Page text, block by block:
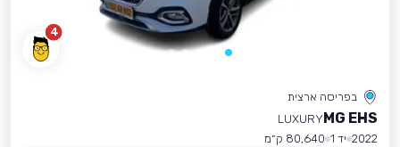
4
בפריסה ארצית
MG EHS
LUXURY
2022 יד 1
80,640 ק״מ